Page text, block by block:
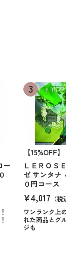
ー
【15%OFF】
ＬＥＲＯＳ
ゼ サンタナ
０円コース
¥4,017 （
ワンランク上
れた商品とグ
ジも